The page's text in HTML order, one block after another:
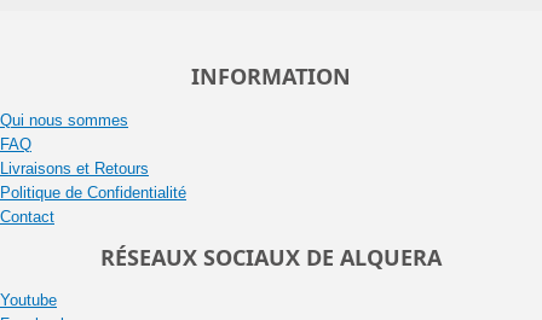
INFORMATION
Qui nous sommes
FAQ
Livraisons et Retours
Politique de Confidentialité
Contact
RÉSEAUX SOCIAUX DE ALQUERA
Youtube